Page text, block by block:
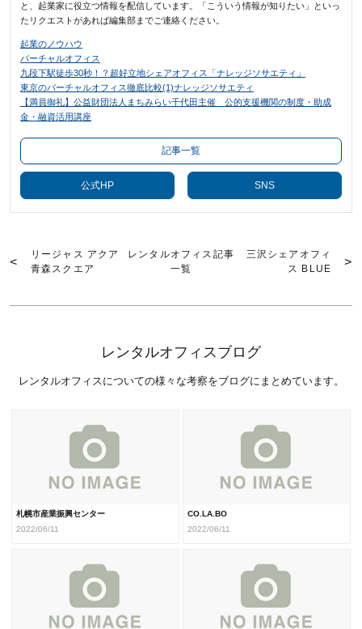
と、起業家に役立つ情報を配信しています。「こういう情報が知りたい」といっ
たリクエストがあれば編集部までご連絡ください。
起業のノウハウ
バーチャルオフィス
九段下駅徒歩30秒！？超好立地シェアオフィス「ナレッジソサエティ」
東京のバーチャルオフィス徹底比較(1)ナレッジソサエティ
【満員御礼】公益財団法人まちみらい千代田主催 公的支援機関の制度・助成
金・融資活用講座
記事一覧
公式HP SNS
リージャス アクア
青森スクエア
レンタルオフィス記事
一覧
三沢シェアオフィ
ス BLUE
レンタルオフィスブログ
レンタルオフィスについての様々な考察をブログにまとめています。
札幌市産業振興センター
2022/06/11
CO.LA.BO
2022/06/11